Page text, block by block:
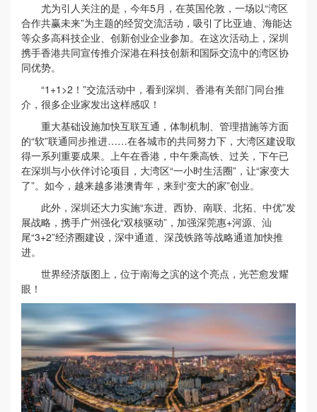
尤为引人关注的是，今年5月，在英国伦敦，一场以“湾区
合作共赢未来”为主题的经贸交流活动，吸引了比亚迪、海能达
等众多高科技企业、创新创业企业参加。在这次活动上，深圳
携手香港共同宣传推介深港在科技创新和国际交流中的湾区协
同优势。
“1+1>2！”交流活动中，看到深圳、香港有关部门同台推
介，很多企业家发出这样感叹！
重大基础设施加快互联互通，体制机制、管理措施等方面
的“软”联通同步推进……在各城市的共同努力下，大湾区建设取
得一系列重要成果。上午在香港，中午乘高铁、过关，下午已
在深圳与小伙伴讨论项目，大湾区“一小时生活圈”，让“家变大
了”。如今，越来越多港澳青年，来到“变大的家”创业。
此外，深圳还大力实施“东进、西协、南联、北拓、中优”发
展战略，携手广州强化“双核驱动”，加强深莞惠+河源、汕
尾“3+2”经济圈建设，深中通道、深茂铁路等战略通道加快推
进。
世界经济版图上，位于南海之滨的这个亮点，光芒愈发耀
眼！